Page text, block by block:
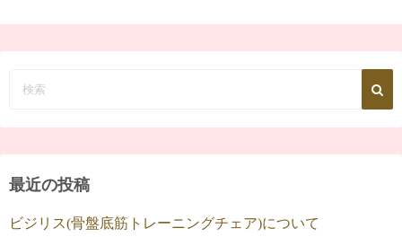
最近の投稿
ビジリス(骨盤底筋トレーニングチェア)について